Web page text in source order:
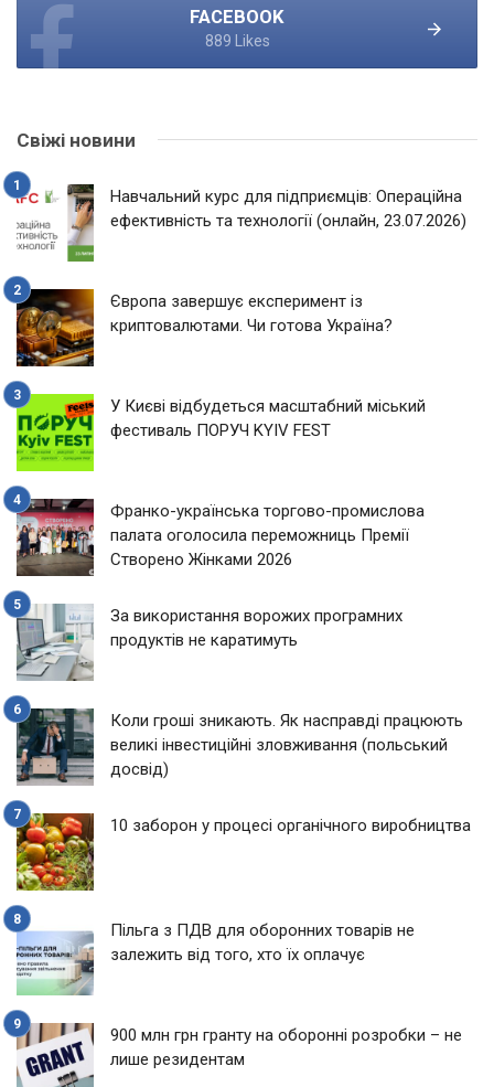
FACEBOOK
889 Likes
Свіжі новини
Навчальний курс для підприємців: Операційна
ефективність та технології (онлайн, 23.07.2026)
Європа завершує експеримент із
криптовалютами. Чи готова Україна?
У Києві відбудеться масштабний міський
фестиваль ПОРУЧ KYIV FEST
Франко-українська торгово-промислова
палата оголосила переможниць Премії
Створено Жінками 2026
За використання ворожих програмних
продуктів не каратимуть
Коли гроші зникають. Як насправді працюють
великі інвестиційні зловживання (польський
досвід)
10 заборон у процесі органічного виробництва
Пільга з ПДВ для оборонних товарів не
залежить від того, хто їх оплачує
900 млн грн гранту на оборонні розробки – не
лише резидентам